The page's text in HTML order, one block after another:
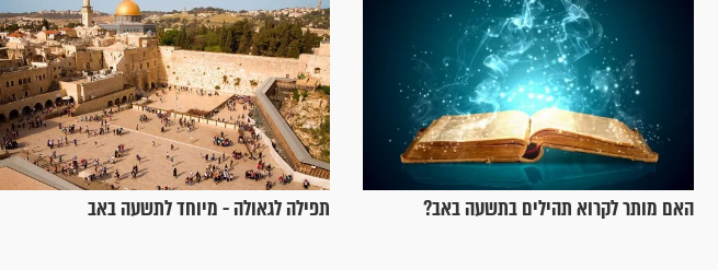
האם מותר לקרוא תהילים בתשעה באב? תפילה לגאולה - מיוחד לתשעה באב